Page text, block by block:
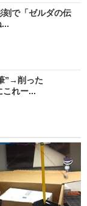
で「ゼルダの伝
”→削った
れー...